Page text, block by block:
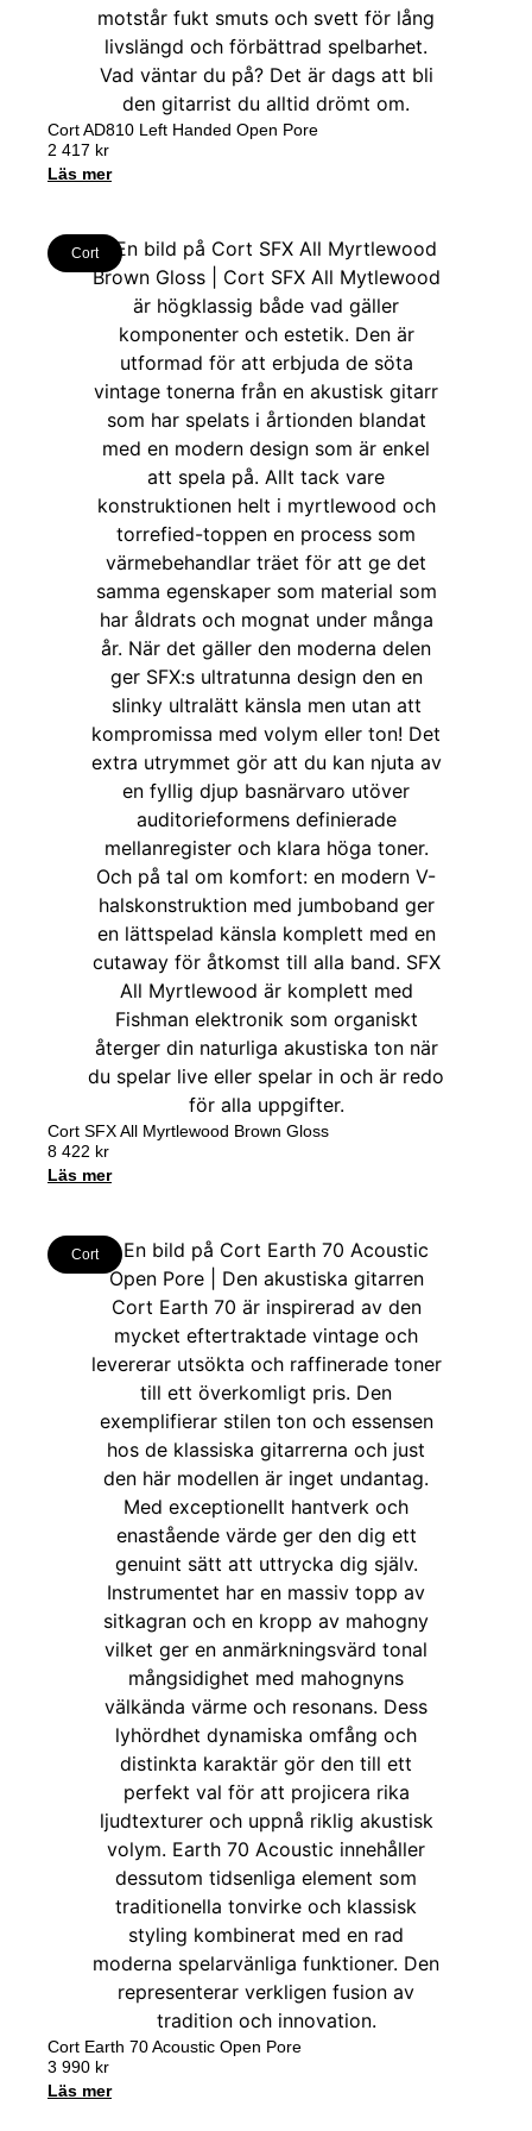
Cort AD810 Left Handed Open Pore
2 417 kr
Läs mer
Cort
Cort SFX All Myrtlewood Brown Gloss
8 422 kr
Läs mer
Cort
Cort Earth 70 Acoustic Open Pore
3 990 kr
Läs mer